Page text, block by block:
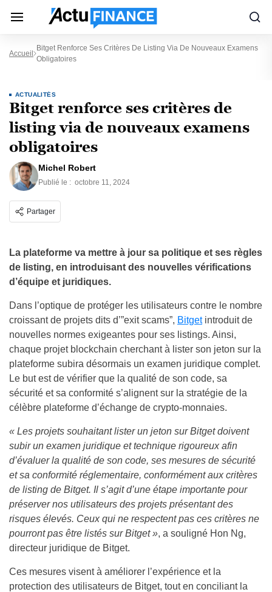
Accueil
Bitget Renforce Ses Critères De Listing Via De Nouveaux Examens
Obligatoires
ACTUALITÉS
Bitget renforce ses critères de
listing via de nouveaux examens
obligatoires
Michel Robert
Publié le : octobre 11, 2024
Partager
La plateforme va mettre à jour sa politique et ses règles
de listing, en introduisant des nouvelles vérifications
d’équipe et juridiques.
Dans l’optique de protéger les utilisateurs contre le nombre
croissant de projets dits d’”exit scams”, Bitgetintroduit de
nouvelles normes exigeantes pour ses listings. Ainsi,
chaque projet blockchain cherchant à lister son jeton sur la
plateforme subira désormais un examen juridique complet.
Le but est de vérifier que la qualité de son code, sa
sécurité et sa conformité s’alignent sur la stratégie de la
célèbre plateforme d’échange de crypto-monnaies.
« Les projets souhaitant lister un jeton sur Bitget doivent
subir un examen juridique et technique rigoureux afin
d’évaluer la qualité de son code, ses mesures de sécurité
et sa conformité réglementaire, conformément aux critères
de listing de Bitget. Il s’agit d’une étape importante pour
préserver nos utilisateurs des projets présentant des
risques élevés. Ceux qui ne respectent pas ces critères ne
pourront pas être listés sur Bitget », a souligné Hon Ng,
directeur juridique de Bitget.
Ces mesures visent à améliorer l’expérience et la
protection des utilisateurs de Bitget, tout en conciliant la